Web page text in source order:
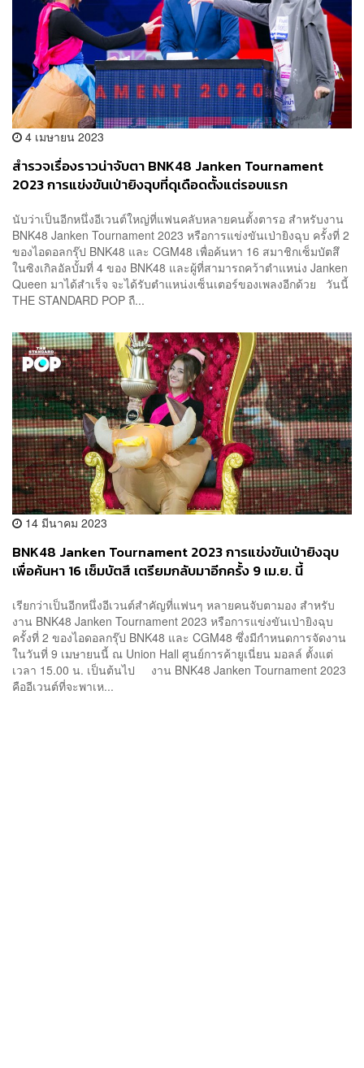
4 เมษายน 2023
สำรวจเรื่องราวน่าจับตา BNK48 Janken Tournament
2023 การแข่งขันเป่ายิงฉุบที่ดุเดือดตั้งแต่รอบแรก
นับว่าเป็นอีกหนึ่งอีเวนต์ใหญ่ที่แฟนคลับหลายคนตั้งตารอ สำหรับงาน
BNK48 Janken Tournament 2023 หรือการแข่งขันเป่ายิงฉุบ ครั้งที่ 2
ของไอดอลกรุ๊ป BNK48 และ CGM48 เพื่อค้นหา 16 สมาชิกเซ็มบัตสึ
ในซิงเกิลอัลบั้มที่ 4 ของ BNK48 และผู้ที่สามารถคว้าตำแหน่ง Janken
Queen มาได้สำเร็จ จะได้รับตำแหน่งเซ็นเตอร์ของเพลงอีกด้วย วันนี้
THE STANDARD POP ถื...
14 มีนาคม 2023
BNK48 Janken Tournament 2023 การแข่งขันเป่ายิงฉุบ
เพื่อค้นหา 16 เซ็มบัตสึ เตรียมกลับมาอีกครั้ง 9 เม.ย. นี้
เรียกว่าเป็นอีกหนึ่งอีเวนต์สำคัญที่แฟนๆ หลายคนจับตามอง สำหรับ
งาน BNK48 Janken Tournament 2023 หรือการแข่งขันเป่ายิงฉุบ
ครั้งที่ 2 ของไอดอลกรุ๊ป BNK48 และ CGM48 ซึ่งมีกำหนดการจัดงาน
ในวันที่ 9 เมษายนนี้ ณ Union Hall ศูนย์การค้ายูเนี่ยน มอลล์ ตั้งแต่
เวลา 15.00 น. เป็นต้นไป งาน BNK48 Janken Tournament 2023
คืออีเวนต์ที่จะพาเห...